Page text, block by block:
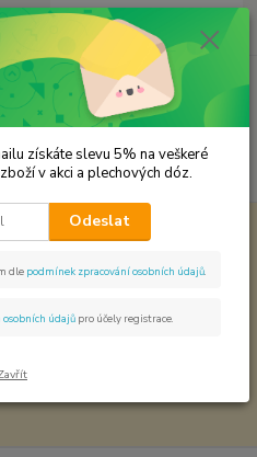
Menu
Hledat
ks
za 0,00 Kč
z 1
získáte slevu 5% na veškeré
v akci a plechových dóz.
Odeslat
dle podmínek zpracování osobních údajů
osobních údajů pro účely registrace.